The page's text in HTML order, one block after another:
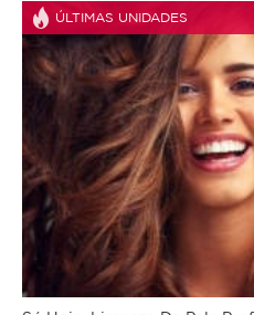
indicada
para
quem
deseja
pele
de
forma
moderna,
eficaz
e
ÚLTIMAS UNIDADES